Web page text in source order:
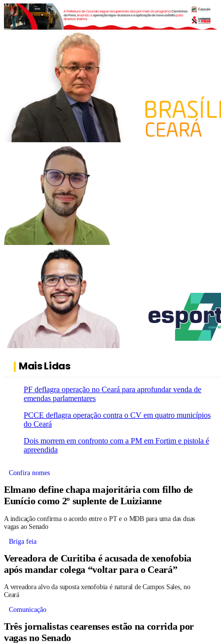
Mais Lidas
PF deflagra operação no Ceará para aprofundar venda de
emendas parlamentares
PCCE deflagra operação contra o CV em quatro municípios
do Ceará
Dois morrem em confronto com a PM em Fortim e pistola é
apreendida
Confira nomes
Elmano define chapa majoritária com filho de
Eunício como 2º suplente de Luizianne
A indicação confirma o acordo entre o PT e o MDB para uma das duas
vagas ao Senado
Briga feia
Vereadora de Curitiba é acusada de xenofobia
após mandar colega “voltar para o Ceará”
A vereadora alvo da suposta xenofobia é natural de Campos Sales, no
Ceará
Comunicação
Três jornalistas cearenses estão na corrida por
vagas no Senado